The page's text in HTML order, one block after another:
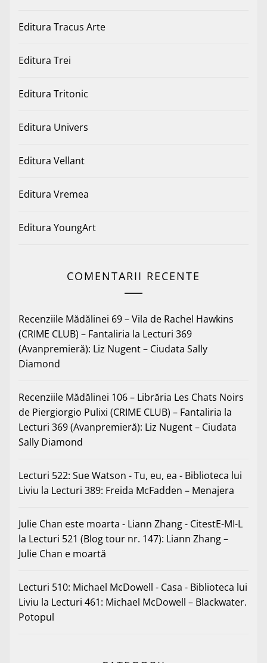
Editura Tracus Arte
Editura Trei
Editura Tritonic
Editura Univers
Editura Vellant
Editura Vremea
Editura YoungArt
COMENTARII RECENTE
Recenziile Mădălinei 69 – Vila de Rachel Hawkins
(CRIME CLUB) – Fantaliria la Lecturi 369
(Avanpremieră): Liz Nugent – Ciudata Sally
Diamond
Recenziile Mădălinei 106 – Librăria Les Chats Noirs
de Piergiorgio Pulixi (CRIME CLUB) – Fantaliria la
Lecturi 369 (Avanpremieră): Liz Nugent – Ciudata
Sally Diamond
Lecturi 522: Sue Watson - Tu, eu, ea - Biblioteca lui
Liviu la Lecturi 389: Freida McFadden – Menajera
Julie Chan este moarta - Liann Zhang - CitestE-MI-L
la Lecturi 521 (Blog tour nr. 147): Liann Zhang –
Julie Chan e moartă
Lecturi 510: Michael McDowell - Casa - Biblioteca lui
Liviu la Lecturi 461: Michael McDowell – Blackwater.
Potopul